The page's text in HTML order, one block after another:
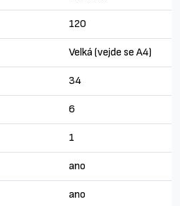
120
Velká (vejde se A4)
34
6
1
ano
ano